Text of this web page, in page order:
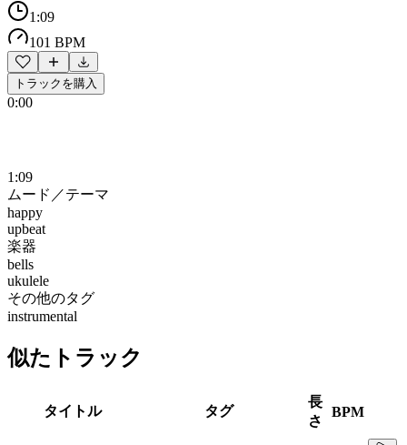
1:09
101 BPM
トラックを購入
0:00
1:09
ムード／テーマ
happy
upbeat
楽器
bells
ukulele
その他のタグ
instrumental
似たトラック
タイトル タグ
長
さ
BPM